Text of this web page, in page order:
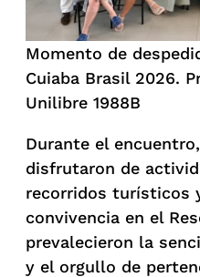
Momento de
Cuiaba Brasil 2026.
Unilibre 1988B
Durante el
disfrutaron de
recorridos turísticos
convivencia en el
prevalecieron la
y el orgullo de